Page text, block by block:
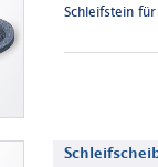
Schleifstein